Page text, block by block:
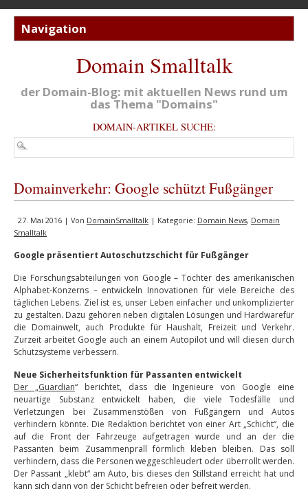
Domain Smalltalk
der Domain-Blog: mit aktuellen News rund um
das Thema "Domains"
DOMAIN-ARTIKEL SUCHE:
Domainverkehr: Google schützt Fußgänger
27. Mai 2016 | Von DomainSmalltalk | Kategorie: Domain News, Domain
Smalltalk
Google präsentiert Autoschutzschicht für Fußgänger
Die Forschungsabteilungen von Google – Tochter des amerikanischen
Alphabet-Konzerns – entwickeln Innovationen für viele Bereiche des
täglichen Lebens. Ziel ist es, unser Leben einfacher und unkomplizierter
zu gestalten. Dazu gehören neben digitalen Lösungen und Hardwarefür
die Domainwelt, auch Produkte für Haushalt, Freizeit und Verkehr.
Zurzeit arbeitet Google auch an einem Autopilot und will diesen durch
Schutzsysteme verbessern.
Neue Sicherheitsfunktion für Passanten entwickelt
Der „Guardian“ berichtet, dass die Ingenieure von Google eine
neuartige Substanz entwickelt haben, die viele Todesfälle und
Verletzungen bei Zusammenstößen von Fußgängern und Autos
verhindern könnte. Die Redaktion berichtet von einer Art „Schicht“, die
auf die Front der Fahrzeuge aufgetragen wurde und an der die
Passanten beim Zusammenprall förmlich kleben bleiben. Das soll
verhindern, dass die Personen weggeschleudert oder überrollt werden.
Der Passant „klebt“ am Auto, bis dieses den Stillstand erreicht hat und
kann sich dann von der Schicht befreien oder befreit werden.